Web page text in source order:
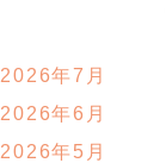
2026年7月
2026年6月
2026年5月